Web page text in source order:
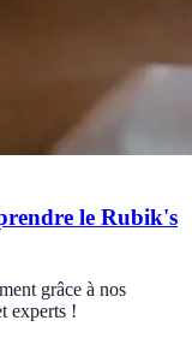
le Rubik's
grâce à nos
experts !